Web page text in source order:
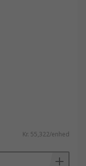
Kr. 55,322/enhed